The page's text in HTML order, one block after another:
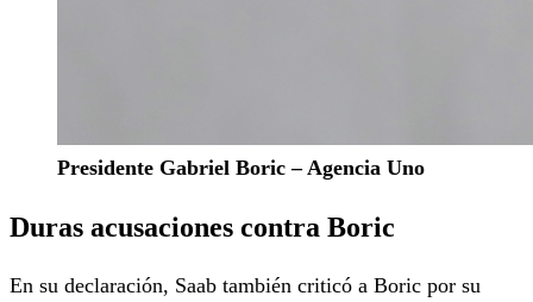
Presidente Gabriel Boric – Agencia Uno
Duras acusaciones contra Boric
En su declaración, Saab también criticó a Boric por su